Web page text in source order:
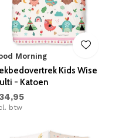
Morning
Kids Wise
- Katoen
btw